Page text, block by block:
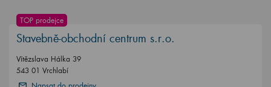
TOP prodejce
Stavebně-obchodní centrum s.r.o.
Vítězslava Hálka 39
543 01 Vrchlabí